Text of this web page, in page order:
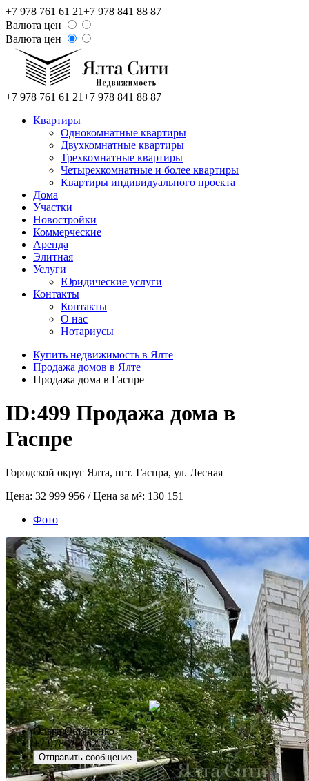
+7 978 761 61 21+7 978 841 88 87
Валюта цен
Валюта цен
+7 978 761 61 21+7 978 841 88 87
Квартиры
Однокомнатные квартиры
Двухкомнатные квартиры
Трехкомнатные квартиры
Четырехкомнатные и более квартиры
Квартиры индивидуального проекта
Дома
Участки
Новостройки
Коммерческие
Аренда
Элитная
Услуги
Юридические услуги
Контакты
Контакты
О нас
Нотариусы
Купить недвижимость в Ялте
Продажа домов в Ялте
Продажа дома в Гаспре
ID:499 Продажа дома в
Гаспре
Городской округ Ялта, пгт. Гаспра, ул. Лесная
Цена: 32 999 956 / Цена за м²: 130 151
Фото
Ольга Остапенко
+7 978 794 62 72
Отправить сообщение